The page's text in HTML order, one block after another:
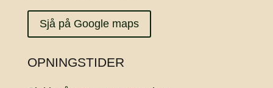
Sjå på Google maps
OPNINGSTIDER